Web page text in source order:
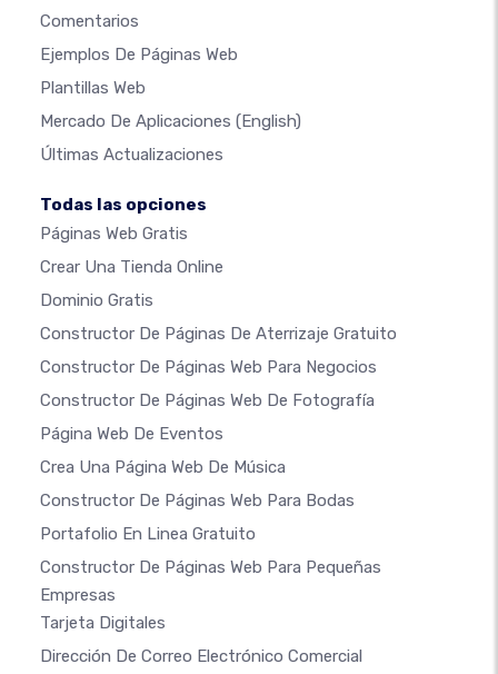
Comentarios
Ejemplos De Páginas Web
Plantillas Web
Mercado De Aplicaciones (English)
Últimas Actualizaciones
Todas las opciones
Páginas Web Gratis
Crear Una Tienda Online
Dominio Gratis
Constructor De Páginas De Aterrizaje Gratuito
Constructor De Páginas Web Para Negocios
Constructor De Páginas Web De Fotografía
Página Web De Eventos
Crea Una Página Web De Música
Constructor De Páginas Web Para Bodas
Portafolio En Linea Gratuito
Constructor De Páginas Web Para Pequeñas
Empresas
Tarjeta Digitales
Dirección De Correo Electrónico Comercial